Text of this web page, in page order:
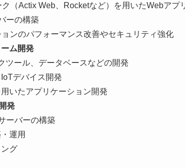
ク（Actix Web、Rocketなど）を用いたWebアプ
ーの構築
ョンのパフォーマンス改善やセキュリティ強化
ム開発
ツール、データベースなどの開発
デバイス開発
いたアプリケーション開発
発
ーバーの構築
運用
グ